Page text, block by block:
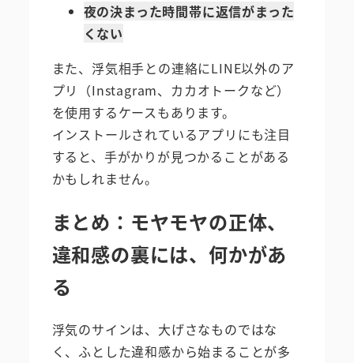
夜の決まった時間帯に返信がまった
くない
また、浮気相手との連絡にLINE以外のア
プリ（Instagram、カカオトークなど）
を使用するケースもあります。
インストールされているアプリにも注目
すると、手がかりが見つかることがある
かもしれません。
まとめ：モヤモヤの正体、
違和感の裏には、何かがあ
る
浮気のサインは、大げさなものではな
く、ふとした違和感から始まることが多